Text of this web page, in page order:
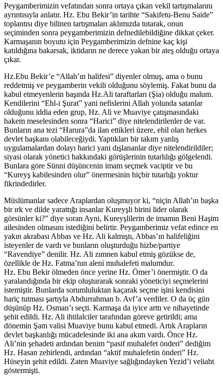
Peygamberimizin vefatından sonra ortaya çıkan vekil tartışmalarını
ayrıntısıyla anlatır. Hz. Ebu Bekir’in tarihte “Sakifetu-Benu Saide”
toplantısı diye bilinen tartışmaları aklımızda tutarak, onun
seçiminden sonra peygamberimizin defnedilebildiğine dikkat çeker.
Karmaşanın boyutu için Peygamberimizin defnine kaç kişi
katıldığına bakarsak, iktidarın ne derece yakan bir ateş olduğu ortaya
çıkar.
Hz.Ebu Bekir’e “Allah’ın halifesi” diyenler olmuş, ama o bunu
reddetmiş ve peygamberin vekili olduğunu söylemiş. Fakat bunu da
kabul etmeyenlerin başında Hz.Ali taraftarları (Şia) olduğu malum.
Kendilerini “Ehl-i Şurat” yani nefislerini Allah yolunda satanlar
olduğunu iddia eden grup, Hz. Ali ve Muaviye çatışmasındaki
hakem meselesinden sonra “Harici” diye nitelendirilenler de var.
Bunların ana tezi “Harura”da ilan ettikleri üzere, ehil olan herkes
devlet başkanı olabileceğiydi. Yaptıkları bir takım yanlış
uygulamalardan dolayı harici yani dışlananlar diye nitelendirildiler;
siyasi olarak yönetici hakkındaki görüşlerinin tutarlılığı gölgelendi.
Bunlara göre Sünni düşüncenin imam seçmek vaciptir ve bu
“Kureyş kabilesinden olur” önermesinin hiçbir tutarlığı yoktur
fikrindedirler.
Müslümanlar sadece Araplardan oluşmuyor ki, “niçin Allah’ın başka
bir ırk ve dilde yarattığı insanlar Kureyşli birini lider olarak
görsünler ki?” diye soran Ayni, Kureyşlilerin de imamın Beni Haşim
ailesinden olmasını istediğini belirtir. Peygamberimiz vefat edince en
yakın akrabası Abbas ve Hz. Ali kalmıştı, Abbas’ın halifeliğini
isteyenler de vardı ve bunların oluşturduğu hizbe/partiye
“Ravendiye” denilir. Hz. Ali zımnen kabul etmiş gözükse de,
özellikle de Hz. Fatma’nın aleni muhalefeti malumdur.
Hz. Ebu Bekir ölmeden önce yerine Hz. Ömer’i önermiştir. O da
yaralandığında bir ekip oluşturarak sonraki yöneticiyi seçmelerini
istemiştir. Bunlarda sorumluluktan kaçarak seçme işini kendisini
hariç tutması şartıyla Abdurrahman b. Avf’a verdiler. O da üç gün
düşünüp Hz. Osman’ı seçti. Karmaşa da iyice arttı ve nihayetinde
şehit edildi. Hz. Ali ihtilalciler tarafından göreve getirildi; ama
dönemin Şam valisi Muaviye bunu kabul etmedi. Artık Arapların
devlet başkanlığı mücadelesinde iki ana akım vardı. Önce Hz.
Ali’nin şehadeti ardından benim “pasif muhalefet önderi” dediğim
Hz. Hasan zehirlendi, ardından “aktif muhalefetin önderi” Hz.
Hüseyin şehit edildi. Zaten Muaviye sağlığındayken Yezid’i veliaht
göstermişti.